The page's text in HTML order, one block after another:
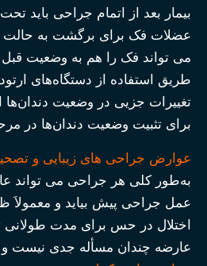
بیمار بعد از اتمام جراحی باید
عضلات فک برای برگشت به حالت
می تواند فک را هم به وضعیت
طریق استفاده از دستگاه‌های
برای تثبیت وضعیت دندان‌ها در
عوارض جراحی های زیبایی و
به‌طور کلی هر جراحی می تواند
عمل جراحی پیش بیاید و
اختلال در حس برای مدت
عارضه چندان مسأله جدی نیست و